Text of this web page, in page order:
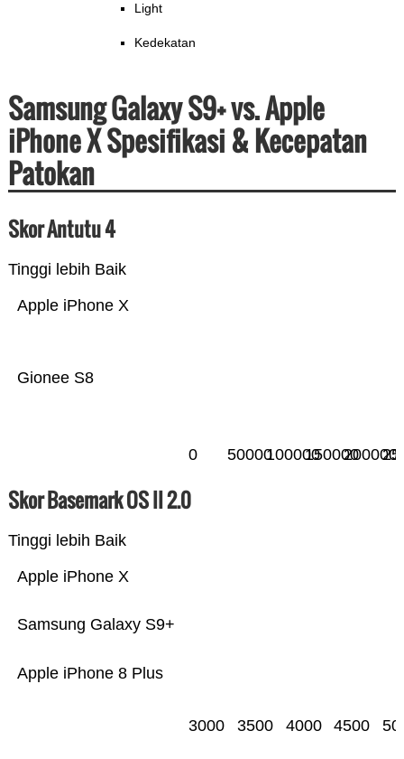
Light
Kedekatan
Samsung Galaxy S9+ vs. Apple
iPhone X Spesifikasi & Kecepatan
Patokan
Skor Antutu 4
Tinggi lebih Baik
Gionee S8
Apple iPhone X
0 50000100000150000200000
Skor Basemark OS II 2.0
Tinggi lebih Baik
Apple iPhone 8 Plus
Samsung Galaxy S9+
Apple iPhone X
3000 3500 4000 4500